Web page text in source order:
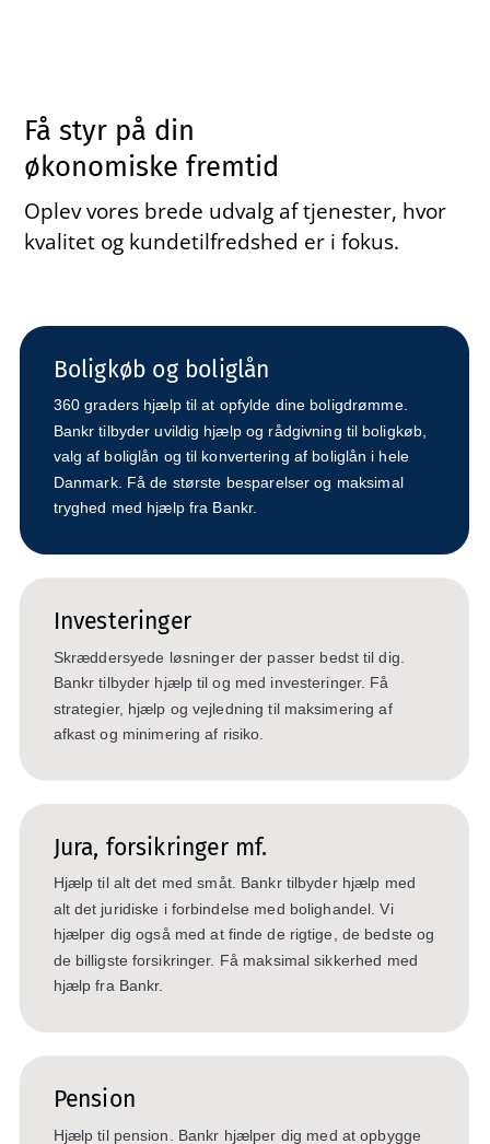
Få styr på din
økonomiske fremtid
Oplev vores brede udvalg af tjenester, hvor
kvalitet og kundetilfredshed er i fokus.
Boligkøb og boliglån
360 graders hjælp til at opfylde dine boligdrømme.
Bankr tilbyder uvildig hjælp og rådgivning til boligkøb,
valg af boliglån og til konvertering af boliglån i hele
Danmark. Få de største besparelser og maksimal
tryghed med hjælp fra Bankr.
Investeringer
Skræddersyede løsninger der passer bedst til dig.
Bankr tilbyder hjælp til og med investeringer. Få
strategier, hjælp og vejledning til maksimering af
afkast og minimering af risiko.
Jura, forsikringer mf.
Hjælp til alt det med småt. Bankr tilbyder hjælp med
alt det juridiske i forbindelse med bolighandel. Vi
hjælper dig også med at finde de rigtige, de bedste og
de billigste forsikringer. Få maksimal sikkerhed med
hjælp fra Bankr.
Pension
Hjælp til pension. Bankr hjælper dig med at opbygge